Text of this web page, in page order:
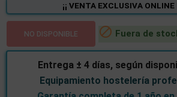
¡¡ VENTA EXCLUSIVA ONLINE
NO DISPONIBLE  Fuera de
Entrega ± 4 días, según
Equipamiento hostelería